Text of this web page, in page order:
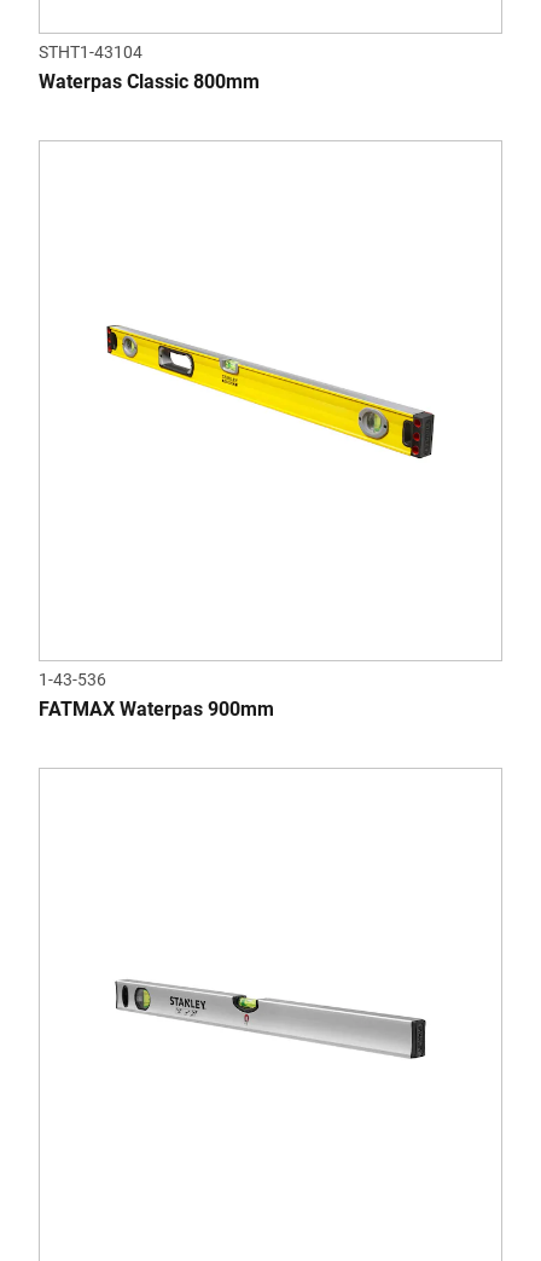
STHT1-43104
Waterpas Classic 800mm
1-43-536
FATMAX Waterpas 900mm